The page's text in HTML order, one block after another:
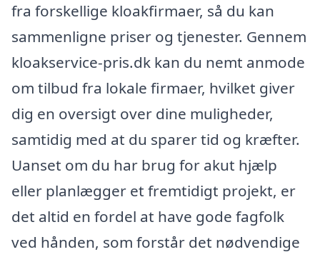
fra forskellige kloakfirmaer, så du kan
sammenligne priser og tjenester. Gennem
kloakservice-pris.dk kan du nemt anmode
om tilbud fra lokale firmaer, hvilket giver
dig en oversigt over dine muligheder,
samtidig med at du sparer tid og kræfter.
Uanset om du har brug for akut hjælp
eller planlægger et fremtidigt projekt, er
det altid en fordel at have gode fagfolk
ved hånden, som forstår det nødvendige